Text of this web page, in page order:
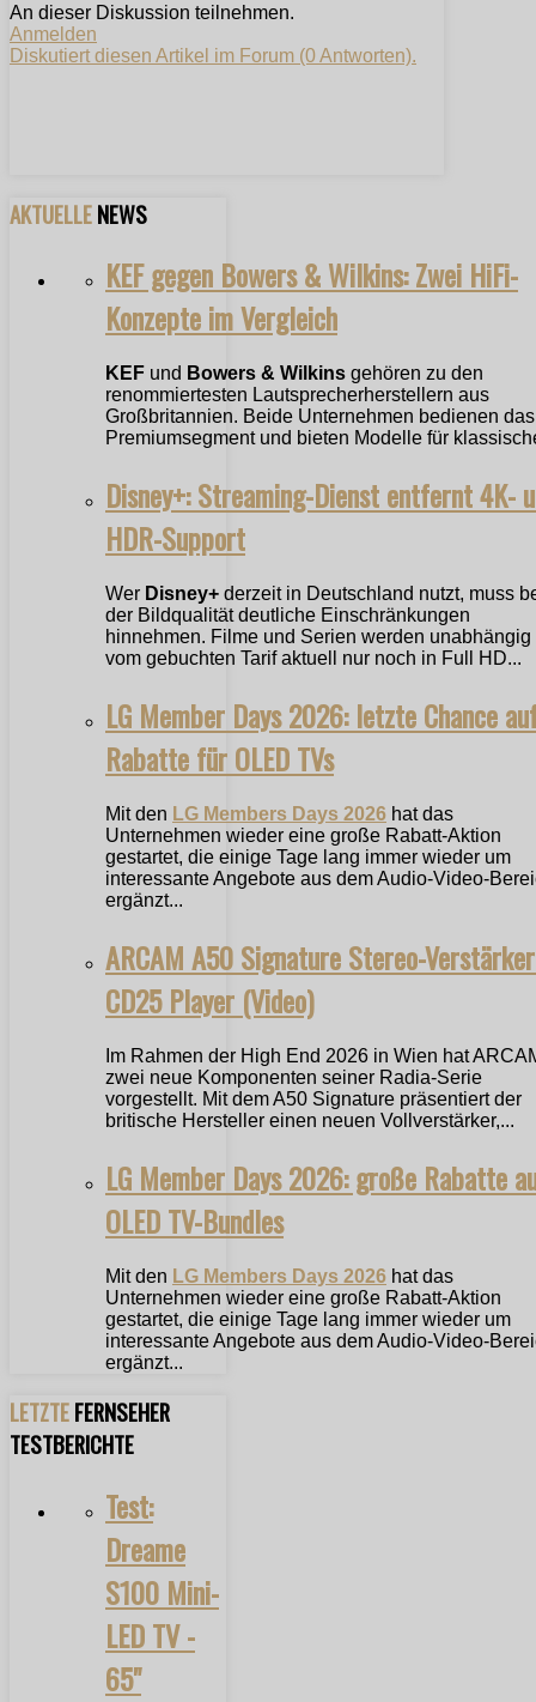
An dieser Diskussion teilnehmen.
Anmelden
Diskutiert diesen Artikel im Forum (0 Antworten).
AKTUELLENEWS
KEF gegen Bowers & Wilkins: Zwei HiFi-
Konzepte im Vergleich
KEF und Bowers & Wilkins gehören zu den
renommiertesten Lautsprecherherstellern aus
Großbritannien. Beide Unternehmen bedienen das
Premiumsegment und bieten Modelle für
Disney+: Streaming-Dienst entfernt 4K-
HDR-Support
Wer Disney+ derzeit in Deutschland nutzt, muss
der Bildqualität deutliche Einschränkungen
hinnehmen. Filme und Serien werden unabhängig
vom gebuchten Tarif aktuell nur noch in Full HD...
LG Member Days 2026: letzte Chance
Rabatte für OLED TVs
Mit den LG Members Days 2026 hat das
Unternehmen wieder eine große Rabatt-Aktion
gestartet, die einige Tage lang immer wieder um
interessante Angebote aus dem Audio-Video-
ergänzt...
ARCAM A50 Signature Stereo-
CD25 Player (Video)
Im Rahmen der High End 2026 in Wien hat
zwei neue Komponenten seiner Radia-Serie
vorgestellt. Mit dem A50 Signature präsentiert der
britische Hersteller einen neuen Vollverstärker,...
LG Member Days 2026: große Rabatte
OLED TV-Bundles
Mit den LG Members Days 2026 hat das
Unternehmen wieder eine große Rabatt-Aktion
gestartet, die einige Tage lang immer wieder um
interessante Angebote aus dem Audio-Video-
ergänzt...
LETZTEFERNSEHER
TESTBERICHTE
Test:
Dreame
S100 Mini-
LED TV -
65"